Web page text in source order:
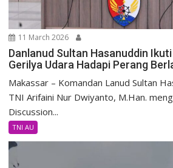
11 March 2026
Danlanud Sultan Hasanuddin
Gerilya Udara Hadapi Perang
Makassar – Komandan Lanud Sultan
TNI Arifaini Nur Dwiyanto, M.Han.
Discussion...
TNI AU